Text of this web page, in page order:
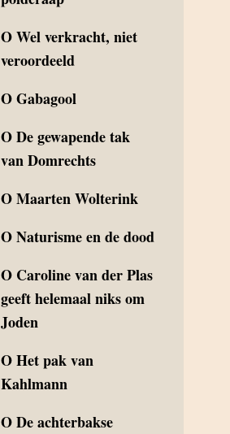
OWel verkracht, niet
veroordeeld
OGabagool
ODe gewapende tak
van Domrechts
OMaarten Wolterink
ONaturisme en de dood
O Caroline van der Plas
geeft helemaal niks om
Joden
OHet pak van
Kahlmann
ODe achterbakse